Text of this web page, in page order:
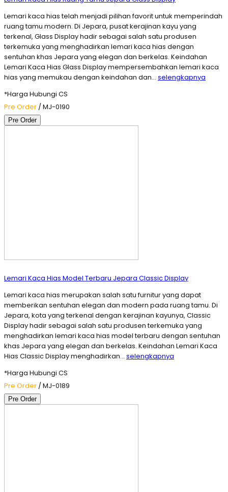
Lemari kaca hias telah menjadi pilihan favorit untuk memperindah
ruang tamu modern. Di Jepara, pusat kerajinan kayu yang
terkenal, Glass Display hadir sebagai salah satu produsen
terkemuka yang menghadirkan lemari kaca hias dengan
sentuhan khas Jepara yang elegan dan berkelas. Keindahan
Lemari Kaca Hias Glass Display mempersembahkan lemari kaca
hias yang memukau dengan keindahan dan… selengkapnya
*Harga Hubungi CS
Pre Order / MJ-0190
Pre Order
Lemari Kaca Hias Model Terbaru Jepara Classic Display
Lemari kaca hias merupakan salah satu furnitur yang dapat
memberikan sentuhan elegan dan modern pada ruang tamu. Di
Jepara, kota yang terkenal dengan kerajinan kayunya, Classic
Display hadir sebagai salah satu produsen terkemuka yang
menghadirkan lemari kaca hias model terbaru dengan sentuhan
khas Jepara yang elegan dan berkelas. Keindahan Lemari Kaca
Hias Classic Display menghadirkan… selengkapnya
*Harga Hubungi CS
Pre Order / MJ-0189
Pre Order